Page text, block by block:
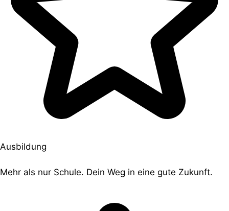
Ausbildung
Mehr als nur Schule. Dein Weg in eine gute Zukunft.